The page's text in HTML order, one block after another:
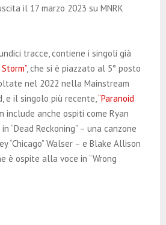
il 17 marzo 2023 su MNRK
tracce, contiene i singoli già
, che si è piazzato al 5° posto
nel 2022 nella Mainstream
e il singolo più recente, “Paranoid
include anche ospiti come Ryan
“Dead Reckoning” – una canzone
“Chicago” Walser – e Blake Allison
è ospite alla voce in “Wrong